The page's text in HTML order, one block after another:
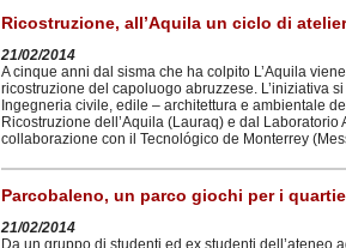
Ricostruzione, all’Aquila un ciclo di
21/02/2014
A cinque anni dal sisma che ha colpito L’Aquila
ricostruzione del capoluogo abruzzese. L’iniziativa
Ingegneria civile, edile – architettura e ambientale
Ricostruzione dell’Aquila (Lauraq) e dal
collaborazione con il Tecnológico de Monterrey
Parcobaleno, un parco giochi per i
21/02/2014
Da un gruppo di studenti ed ex studenti